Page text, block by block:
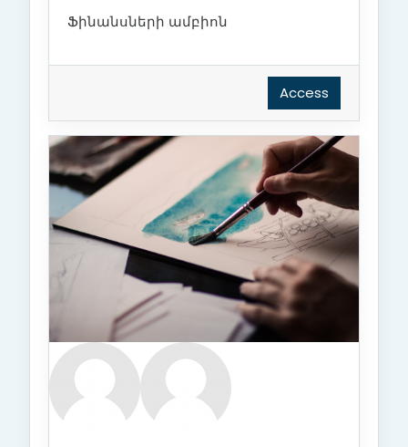
Ֆինանսների ամբիոն
Access